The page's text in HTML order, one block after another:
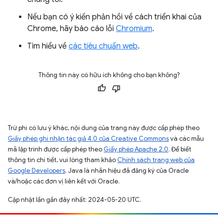
Nếu bạn có ý kiến phản hồi về cách triển khai của
Chrome, hãy báo cáo lỗi Chromium.
Tìm hiểu về các tiêu chuẩn web.
Thông tin này có hữu ích không cho bạn không?
Trừ phi có lưu ý khác, nội dung của trang này được cấp phép theo
Giấy phép ghi nhận tác giả 4.0 của Creative Commonsvà các mẫu
mã lập trình được cấp phép theo Giấy phép Apache 2.0. Để biết
thông tin chi tiết, vui lòng tham khảo Chính sách trang web của
Google Developers. Java là nhãn hiệu đã đăng ký của Oracle
và/hoặc các đơn vị liên kết với Oracle.
Cập nhật lần gần đây nhất: 2024-05-20 UTC.